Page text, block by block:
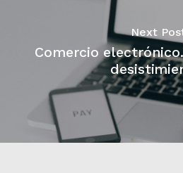
Next
Comercio